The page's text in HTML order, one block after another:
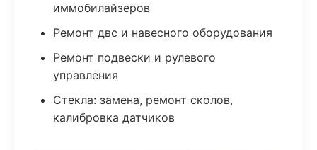
иммобилайзеров
Ремонт двс и навесного оборудования
Ремонт подвески и рулевого
управления
Стекла: замена, ремонт сколов,
калибровка датчиков